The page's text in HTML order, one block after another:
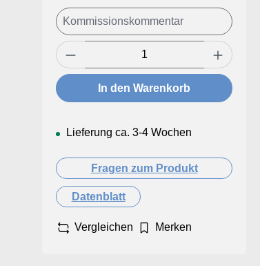
Produkt Anzahl: Gib den
In den Warenkorb
Lieferung ca. 3-4 Wochen
Fragen zum Produkt
Datenblatt
Vergleichen Merken